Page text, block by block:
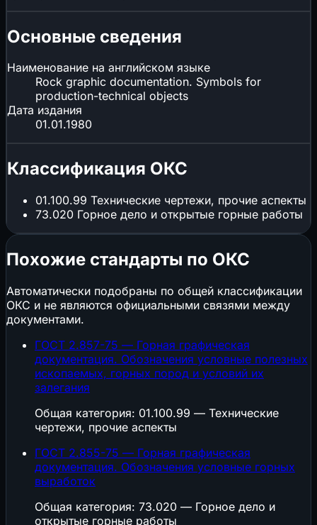
Основные сведения
Наименование на английском языке
Rock graphic documentation. Symbols for
production-technical objects
Дата издания
01.01.1980
Классификация ОКС
01.100.99 Технические чертежи, прочие аспекты
73.020 Горное дело и открытые горные работы
Похожие стандарты по ОКС
Автоматически подобраны по общей классификации
ОКС и не являются официальными связями между
документами.
ГОСТ 2.857-75 — Горная графическая
документация. Обозначения условные полезных
ископаемых, горных пород и условий их
залегания
Общая категория: 01.100.99 — Технические
чертежи, прочие аспекты
ГОСТ 2.855-75 — Горная графическая
документация. Обозначения условные горных
выработок
Общая категория: 73.020 — Горное дело и
открытые горные работы